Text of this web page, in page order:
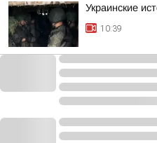
Украинские
10:39